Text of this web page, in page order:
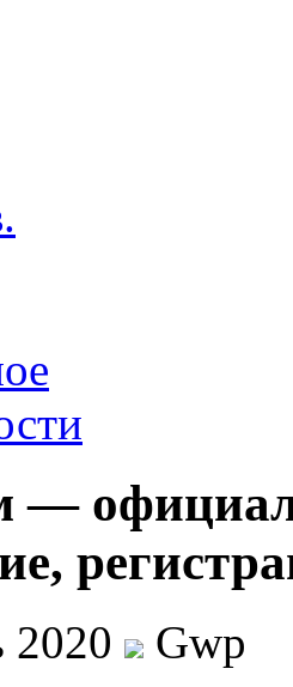
—
2020
Gwp